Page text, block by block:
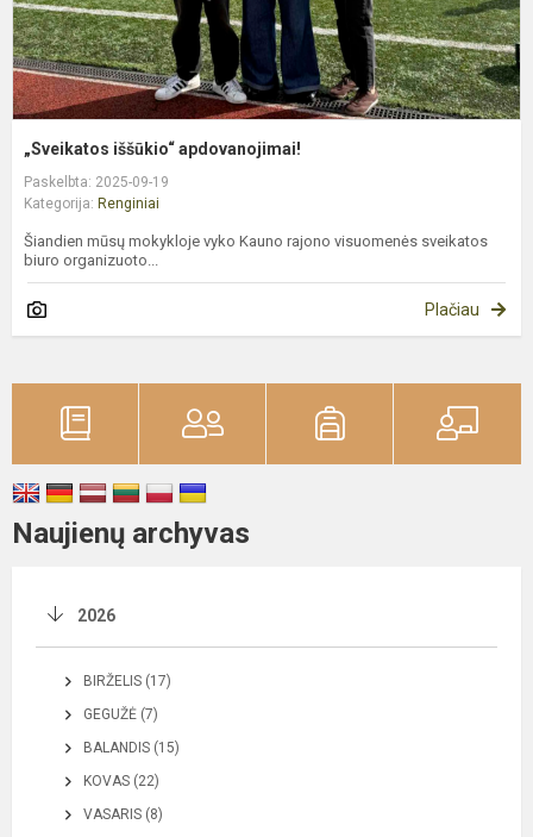
„Sveikatos iššūkio“ apdovanojimai!
Paskelbta: 2025-09-19
Kategorija: Renginiai
Šiandien mūsų mokykloje vyko Kauno rajono visuomenės sveikatos
biuro organizuoto...
Plačiau
Naujienų archyvas
2026
BIRŽELIS (17)
GEGUŽĖ (7)
BALANDIS (15)
KOVAS (22)
VASARIS (8)